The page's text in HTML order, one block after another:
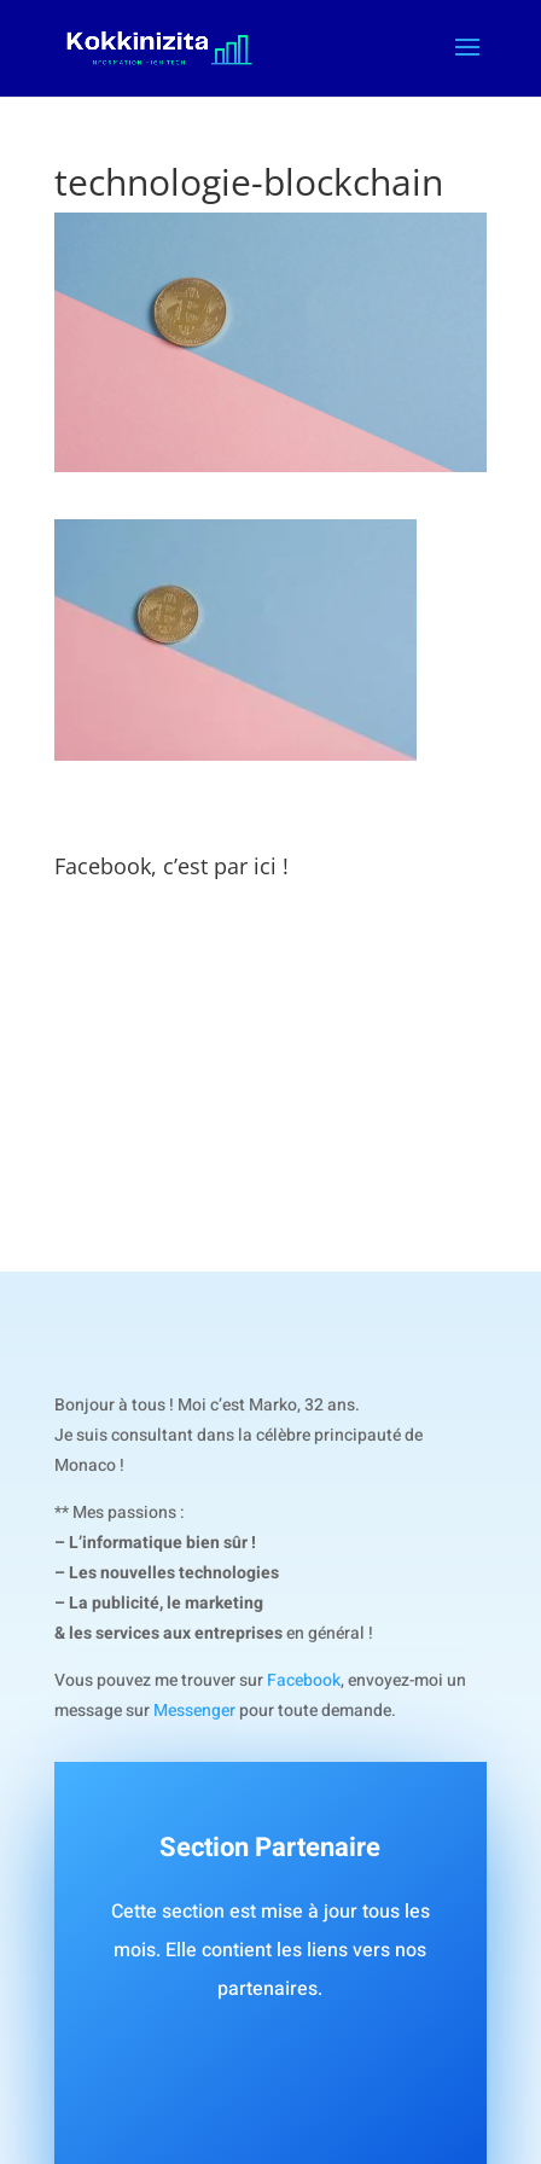
technologie-blockchain
Facebook, c’est par ici !
Bonjour à tous ! Moi c’est Marko, 32 ans.
Je suis consultant dans la célèbre principauté de
Monaco !
** Mes passions :
– L’informatique bien sûr !
– Les nouvelles technologies
– La publicité, le marketing
& les services aux entreprisesen général !
Vous pouvez me trouver sur Facebook, envoyez-moi un
message sur Messenger pour toute demande.
Section Partenaire
Cette section est mise à jour tous les
mois. Elle contient les liens vers nos
partenaires.